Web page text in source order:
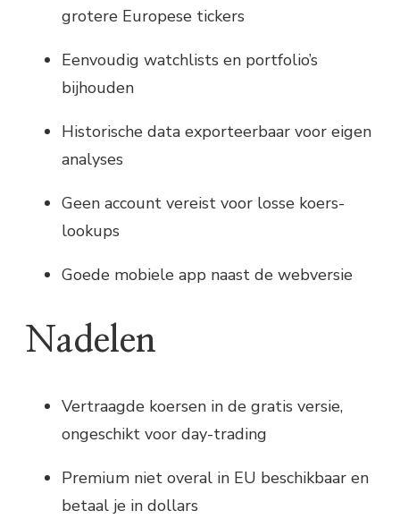
grotere Europese tickers
Eenvoudig watchlists en portfolio’s
bijhouden
Historische data exporteerbaar voor eigen
analyses
Geen account vereist voor losse koers-
lookups
Goede mobiele app naast de webversie
Nadelen
Vertraagde koersen in de gratis versie,
ongeschikt voor day-trading
Premium niet overal in EU beschikbaar en
betaal je in dollars